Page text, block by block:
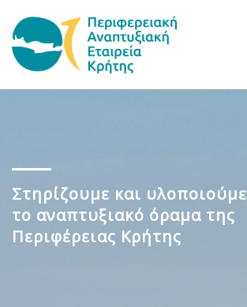
Στηρίζουμε και υλοποιούμε
το αναπτυξιακό όραμα της
Περιφέρειας Κρήτης